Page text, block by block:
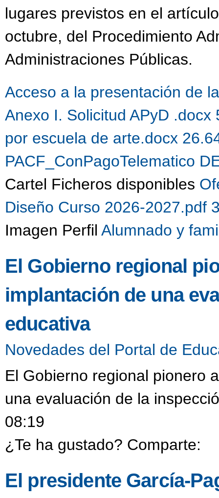
lugares previstos en el
octubre, del Procedimiento
Administraciones Públicas.
Acceso a la presentación de
Anexo I. Solicitud APyD .docx
por escuela de arte.docx
PACF_ConPagoTelematico
Cartel Ficheros disponibles
Diseño Curso 2026-2027.pdf
Imagen Perfil Alumnado y
El Gobierno regional
implantación de una
educativa
Novedades del Portal de
El Gobierno regional pionero
una evaluación de la
08:19
¿Te ha gustado? Comparte:
El presidente García-